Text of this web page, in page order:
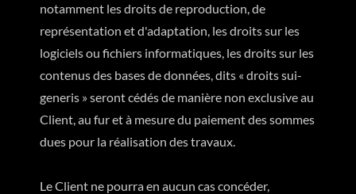
notamment les droits de reproduction, de
représentation et d'adaptation, les droits sur les
logiciels ou fichiers informatiques, les droits sur les
contenus des bases de données, dits « droits sui-
generis » seront cédés de manière non exclusive au
Client, au fur et à mesure du paiement des sommes
dues pour la réalisation des travaux.
Le Client ne pourra en aucun cas concéder,